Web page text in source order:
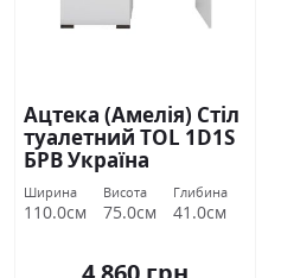
Ацтека (Амелія) Стіл
туалетний TOL 1D1S
БРВ Україна
Ширина
110.0см
Висота
75.0см
Глибина
41.0см